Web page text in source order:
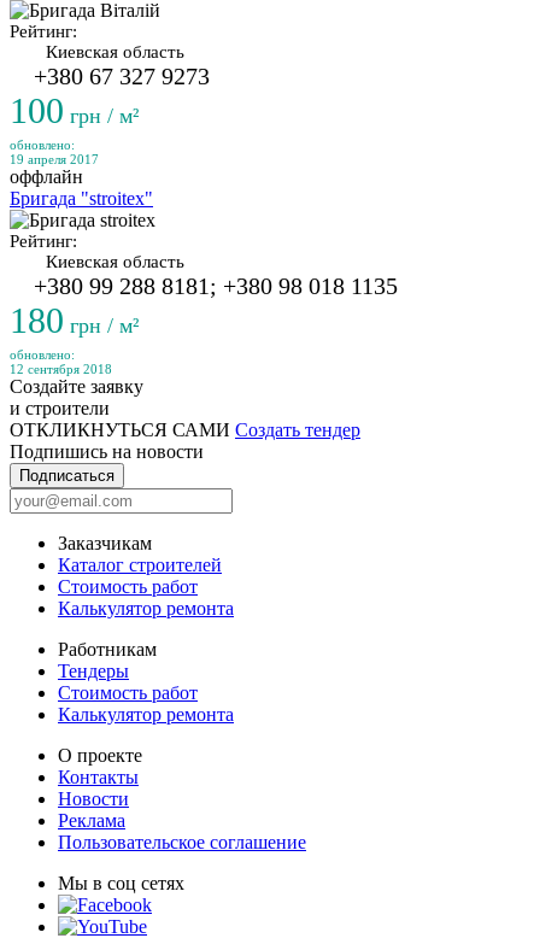
Рейтинг:
Киевская область
+380 67 327 9273
100 грн / м²
обновлено:
19 апреля 2017
оффлайн
Бригада "stroitex"
Рейтинг:
Киевская область
+380 99 288 8181; +380 98 018 1135
180 грн / м²
обновлено:
12 сентября 2018
Создайте заявку
и строители
ОТКЛИКНУТЬСЯ САМИ Создать тендер
Подпишись на новости
Подписаться
Заказчикам
Каталог строителей
Стоимость работ
Калькулятор ремонта
Работникам
Тендеры
Стоимость работ
Калькулятор ремонта
О проекте
Контакты
Новости
Реклама
Пользовательское соглашение
Мы в соц сетях